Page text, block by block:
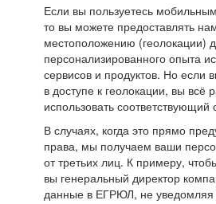
Если вы пользуетесь
то вы можете предоставлять
местоположению (геолокации)
персонализированного опыта
сервисов и продуктов. Но если
в доступе к геолокации, вы всё
использовать соответствующий
В случаях, когда это прямо
права, мы получаем ваши
от третьих лиц. К примеру,
вы генеральный директор
данные в ЕГРЮЛ, не уведомляя